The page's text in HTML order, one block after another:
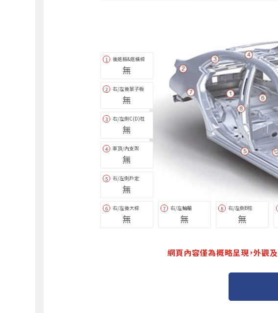
1 後底板&底橫樑
無
2 右/左後葉子板
無
3 右/左側C(D)柱
無
4 車頂/內支架
無
5 右/左側戶定
無
6 右/左後大樑
無
7 右/左輪艙
無
8 右/左側B柱
無
網頁內容僅為概略呈現，外觀